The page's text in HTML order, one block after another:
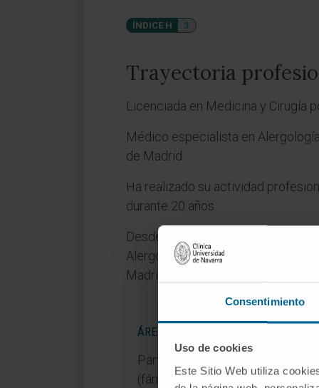
Consentimiento
Uso de cookies
Este Sitio Web utiliza
ÍNDICE H 3
Trayectoria
Licenciada en Medicina y Cirugía
Médico especialista en
de Madrid.
Ha realizado su actividad
durante 20 años.
Desde noviembre de 2017 hasta
Alergología e Inmunología Clínica
Madrid.
ÁREAS DE INVESTIGACIÓN
Participa en varios ensayos
(fármacos biológicos para